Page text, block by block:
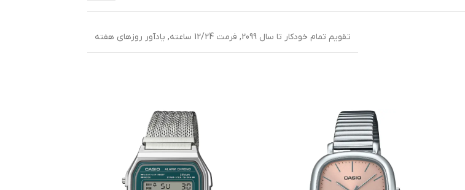
تقویم تمام خودکار تا سال 2099 , فرمت 12/24 ساعته , یادآور روزهای هفته